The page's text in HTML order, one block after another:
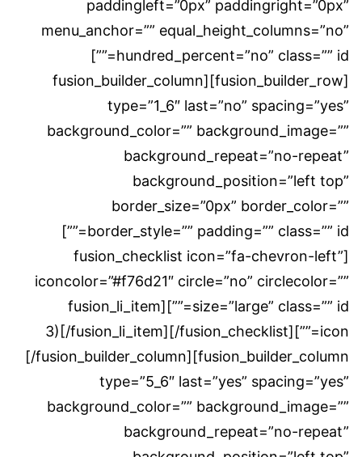
paddingleft=”0px” paddingright=”0px”
menu_anchor=”” equal_height_columns=”no”
hundred_percent=”no” class=”” id=””]
[fusion_builder_row][fusion_builder_column
type=”1_6″ last=”no” spacing=”yes”
background_color=”” background_image=””
background_repeat=”no-repeat”
background_position=”left top”
border_size=”0px” border_color=””
border_style=”” padding=”” class=”” id=””]
[fusion_checklist icon=”fa-chevron-left”
iconcolor=”#f76d21″ circle=”no” circlecolor=””
size=”large” class=”” id=””][fusion_li_item
icon=””]3)[/fusion_li_item][/fusion_checklist]
[/fusion_builder_column][fusion_builder_column
type=”5_6″ last=”yes” spacing=”yes”
background_color=”” background_image=””
background_repeat=”no-repeat”